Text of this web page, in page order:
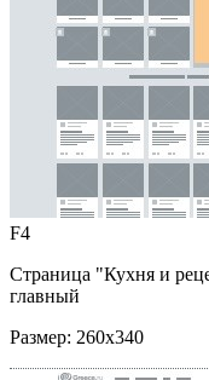
F4
Страница "Кухня и
главный
Размер: 260x340